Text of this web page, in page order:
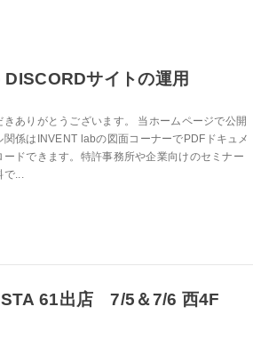
サイトの運用
きありがとうございます。 当ホームページで公開
関係はINVENT labの図面コーナーでPDFドキュメ
ードできます。特許事務所や企業向けのセミナー
で...
61出店 7/5＆7/6 西4F